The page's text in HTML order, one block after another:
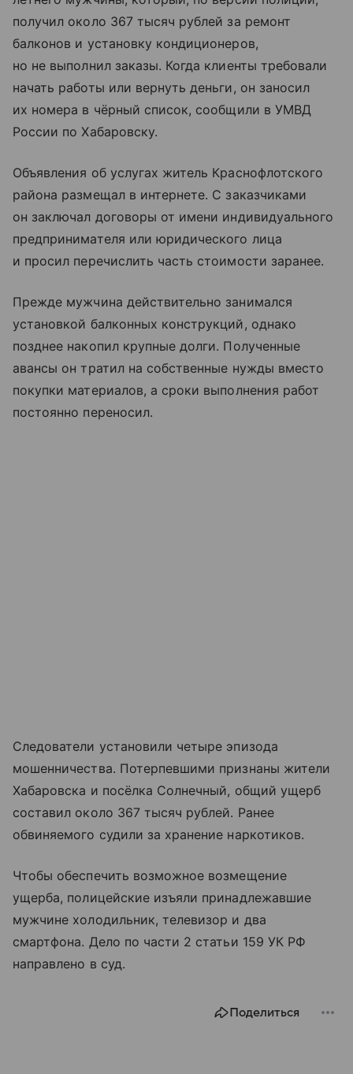
получил около 367 тысяч рублей за ремонт
балконов и установку кондиционеров,
но не выполнил заказы. Когда клиенты требовали
начать работы или вернуть деньги, он заносил
их номера в чёрный список, сообщили в УМВД
России по Хабаровску.
Объявления об услугах житель Краснофлотского
района размещал в интернете. С заказчиками
он заключал договоры от имени индивидуального
предпринимателя или юридического лица
и просил перечислить часть стоимости заранее.
Прежде мужчина действительно занимался
установкой балконных конструкций, однако
позднее накопил крупные долги. Полученные
авансы он тратил на собственные нужды вместо
покупки материалов, а сроки выполнения работ
постоянно переносил.
Следователи установили четыре эпизода
мошенничества. Потерпевшими признаны жители
Хабаровска и посёлка Солнечный, общий ущерб
составил около 367 тысяч рублей. Ранее
обвиняемого судили за хранение наркотиков.
Чтобы обеспечить возможное возмещение
ущерба, полицейские изъяли принадлежавшие
мужчине холодильник, телевизор и два
смартфона. Дело по части 2 статьи 159 УК РФ
направлено в суд.
Поделиться